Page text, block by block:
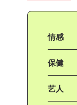
情感
保健
艺人